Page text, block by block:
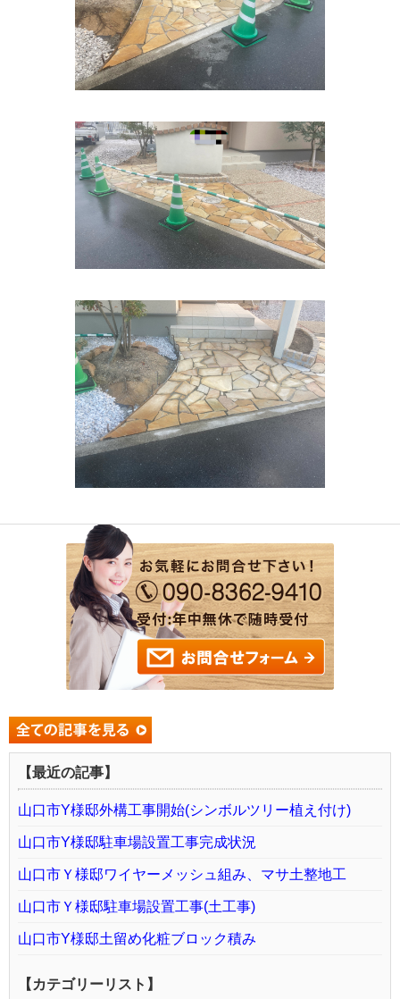
【最近の記事】
山口市Y様邸外構工事開始(シンボルツリー植え付け)
山口市Y様邸駐車場設置工事完成状況
山口市Ｙ様邸ワイヤーメッシュ組み、マサ土整地工
山口市Ｙ様邸駐車場設置工事(土工事)
山口市Y様邸土留め化粧ブロック積み
【カテゴリーリスト】